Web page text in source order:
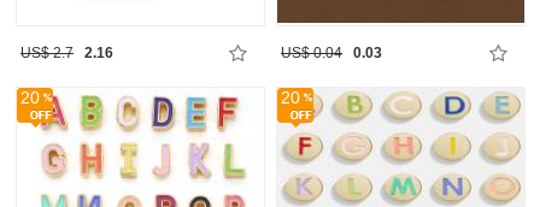
US$ 2.7 2.16 US$ 0.04 0.03
20 20